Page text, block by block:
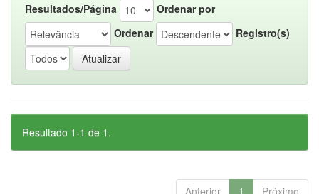
Resultados/Página
Ordenar por
Ordenar
Registro(s)
Resultado 1-1 de 1.
Anterior 1 Próximo